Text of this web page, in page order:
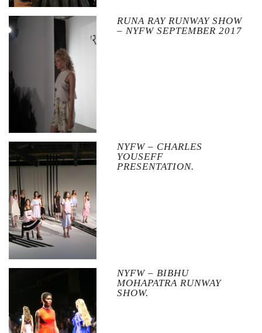
RUNA RAY RUNWAY SHOW
– NYFW SEPTEMBER 2017
NYFW – CHARLES
YOUSEFF
PRESENTATION.
NYFW – BIBHU
MOHAPATRA RUNWAY
SHOW.